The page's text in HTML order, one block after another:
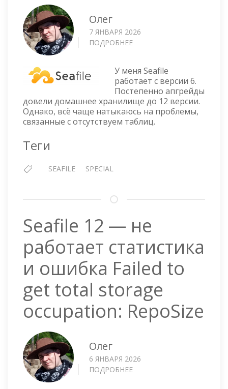
Олег
7 ЯНВАРЯ 2026
ПОДРОБНЕЕ
—
НЕДОСТАЮЩИЕ
ТАБЛИЦЫ
У меня Seafile
работает с версии 6.
Постепенно апгрейды
довели домашнее хранилище до 12 версии.
Однако, всё чаще натыкаюсь на проблемы,
связанные с отсутствуем таблиц.
Теги
SEAFILE SPECIAL
Seafile 12 — не
работает статистика
и ошибка Failed to
get total storage
occupation: RepoSize
Олег
6 ЯНВАРЯ 2026
ПОДРОБНЕЕ